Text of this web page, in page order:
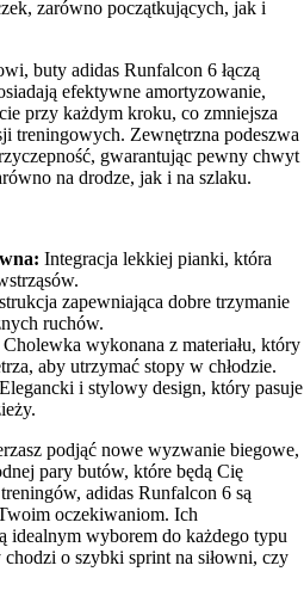
zarówno początkujących, jak i
buty adidas Runfalcon 6 łączą
efektywne amortyzowanie,
przy każdym kroku, co zmniejsza
treningowych. Zewnętrzna podeszwa
gwarantując pewny chwyt
na drodze, jak i na szlaku.
Integracja lekkiej pianki, która
zapewniająca dobre trzymanie
ruchów.
Cholewka wykonana z materiału, który
aby utrzymać stopy w chłodzie.
Elegancki i stylowy design, który pasuje
podjąć nowe wyzwanie biegowe,
pary butów, które będą Cię
adidas Runfalcon 6 są
oczekiwaniom. Ich
idealnym wyborem do każdego typu
o szybki sprint na siłowni, czy